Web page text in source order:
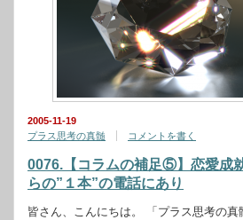
2005-11-19
プラス思考の真髄
コメントを書く
0076.【コラムの補足⑤】恋愛成
らの”１本”の電話にあり
皆さん、こんにちは。 「プラス思考の